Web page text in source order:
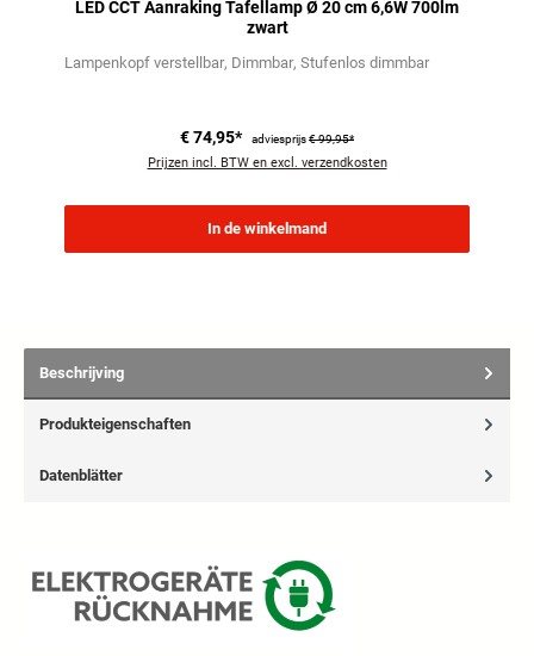
LED CCT Aanraking Tafellamp Ø 20 cm 6,6W 700lm
zwart
Lampenkopf verstellbar Dimmbar Stufenlos dimmbar
€ 74,95* adviesprijs€ 99,95*
Prijzen incl. BTW en excl. verzendkosten
In de winkelmand
Beschrijving
Produkteigenschaften
Datenblätter